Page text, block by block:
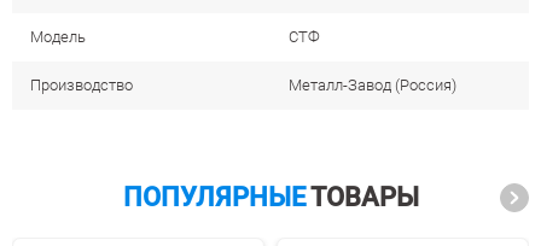
Модель СТФ
Производство Металл-Завод (Россия)
ПОПУЛЯРНЫЕТОВАРЫ